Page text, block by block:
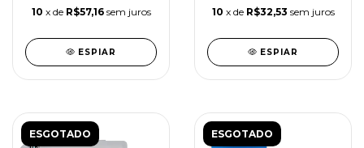
10 x de R$57,16 sem juros
ESPIAR
10 x de R$32,53 sem juros
ESPIAR
ESGOTADO ESGOTADO